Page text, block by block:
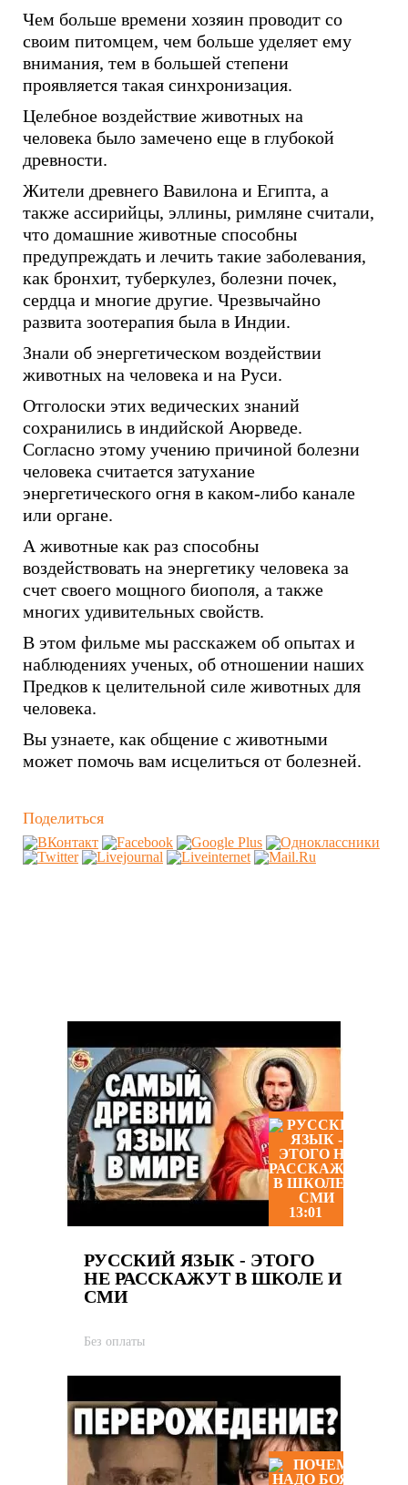
Чем больше времени хозяин проводит со
своим питомцем, чем больше уделяет ему
внимания, тем в большей степени
проявляется такая синхронизация.
Целебное воздействие животных на
человека было замечено еще в глубокой
древности.
Жители древнего Вавилона и Египта, а
также ассирийцы, эллины, римляне считали,
что домашние животные способны
предупреждать и лечить такие заболевания,
как бронхит, туберкулез, болезни почек,
сердца и многие другие. Чрезвычайно
развита зоотерапия была в Индии.
Знали об энергетическом воздействии
животных на человека и на Руси.
Отголоски этих ведических знаний
сохранились в индийской Аюрведе.
Согласно этому учению причиной болезни
человека считается затухание
энергетического огня в каком-либо канале
или органе.
А животные как раз способны
воздействовать на энергетику человека за
счет своего мощного биополя, а также
многих удивительных свойств.
В этом фильме мы расскажем об опытах и
наблюдениях ученых, об отношении наших
Предков к целительной силе животных для
человека.
Вы узнаете, как общение с животными
может помочь вам исцелиться от болезней.
Поделиться
13:01
РУССКИЙ ЯЗЫК - ЭТОГО
НЕ РАССКАЖУТ В ШКОЛЕ И
СМИ
Без оплаты